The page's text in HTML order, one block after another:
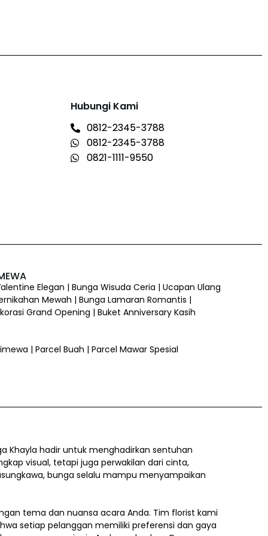
Hubungi Kami
0812-2345-3788
0812-2345-3788
0821-1111-9550
Elegan | Bunga Wisuda Ceria | Ucapan Ulang
Mewah | Bunga Lamaran Romantis |
Grand Opening | Buket Anniversary Kasih
| Parcel Buah | Parcel Mawar Spesial
Khayla hadir untuk menghadirkan sentuhan
visual, tetapi juga perwakilan dari cinta,
bunga selalu mampu menyampaikan
tema dan nuansa acara Anda. Tim florist kami
setiap pelanggan memiliki preferensi dan gaya